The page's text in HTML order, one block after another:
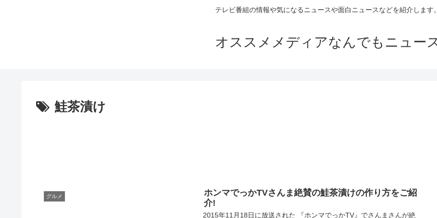
テレビ番組の情報や気になるニュースや面白ニュースなどを紹介します
オススメメディアなんでもニュー
鮭茶漬け
グルメ
ホンマでっかTVさんま絶賛の鮭茶漬けの作り方をご紹
介!
2015年11月18日に放送された 『ホンマでっかTV』でさんまさんが絶